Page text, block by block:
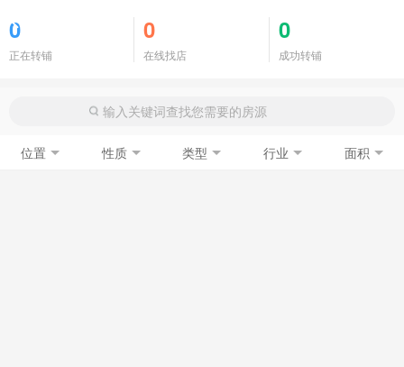
0
正在转铺
0
在线找店
0
成功转铺
位置 性质 类型 行业 面积